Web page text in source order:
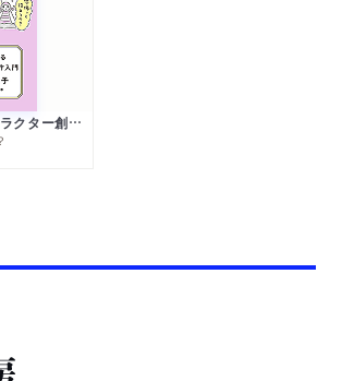
７日でできるキャラクター創作入門